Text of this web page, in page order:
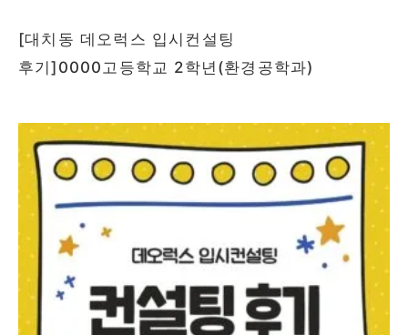
[대치동 데오럭스 입시컨설팅
후기]0000고등학교 2학년(환경공학과)